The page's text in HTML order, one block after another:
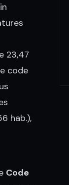
23,47
code
hab.),
Code